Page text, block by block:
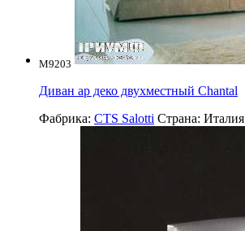
M9203
Диван ар деко двухместный Chantal
Фабрика: CTS Salotti Страна: Италия